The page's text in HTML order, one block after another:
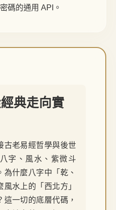
碼的通用 API。
典走向實
古老易經哲學與後世
字、風水、紫微斗
什麼八字中「乾、
水上的「西北方」
一切的底層代碼，